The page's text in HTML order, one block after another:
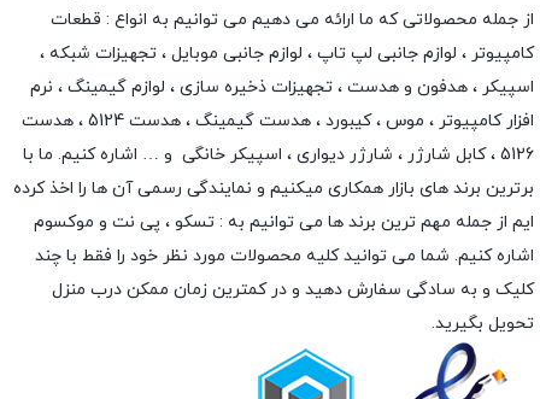
از جمله محصولاتی که ما ارائه می دهیم می توانیم به انواع : قطعات
کامپیوتر ، لوازم جانبی لپ تاپ ، لوازم جانبی موبایل ، تجهیزات شبکه ،
اسپیکر ، هدفون و هدست ، تجهیزات ذخیره سازی ، لوازم گیمینگ ، نرم
افزار کامپیوتر ، موس ،کیبورد ، هدست گیمینگ
، هدست 5124 ، هدست
5126 ،
کابل شارژر ، شارژر دیواری ، اسپیکر خانگی و … اشاره کنیم. ما با
برترین برند های بازار همکاری میکنیم و نمایندگی رسمی آن ها را اخذ کرده
ایم از جمله مهم ترین برند ها می توانیم به : تسکو ، پی نت و موکسوم
اشاره کنیم. شما می توانید کلیه محصولات مورد نظر خود را فقط با چند
کلیک و به سادگی سفارش دهید و در کمترین زمان ممکن درب منزل
تحویل بگیرید.